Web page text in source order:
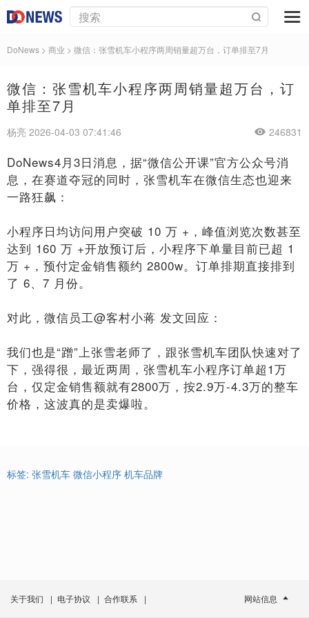
DoNews > 商业 > 微信：张雪机车小程序两周销量超万台，订单排至7月
微信：张雪机车小程序两周销量超万台，订
单排至7月
杨亮 2026-04-03 07:41:46 246831
DoNews4月3日消息，据“微信公开课”官方公众号消
息，在赛道夺冠的同时，张雪机车在微信生态也迎来
一路狂飙：
小程序日均访问用户突破 10 万 +，峰值浏览次数甚至
达到 160 万 +开放预订后，小程序下单量目前已超 1
万 +，预付定金销售额约 2800w。订单排期直接排到
了 6、7 月份。
对此，微信员工@客村小蒋 发文回应：
我们也是“蹭”上张雪老师了，跟张雪机车团队快速对了
下，强得很，最近两周，张雪机车小程序订单超1万
台，仅定金销售额就有2800万，按2.9万-4.3万的整车
价格，这波真的是卖爆啦。
标签: 张雪机车 微信小程序 机车品牌
关于我们 | 电子协议 | 合作联系 | 网站信息